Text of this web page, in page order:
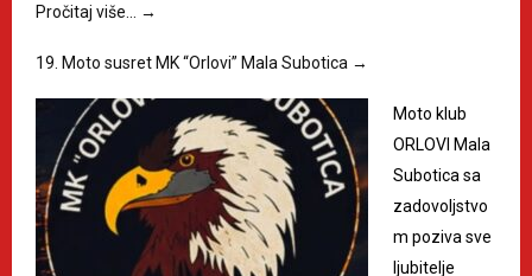
Pročitaj više…
→
19. Moto susret MK “Orlovi” Mala Subotica →
Moto klub
ORLOVI Mala
Subotica sa
zadovoljstvo
m poziva sve
ljubitelje